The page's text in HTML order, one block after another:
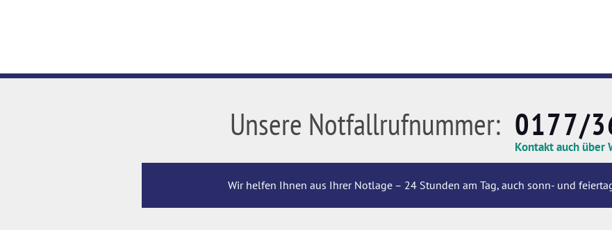
Unsere Notfallrufnummer: 0177/
Kontakt auch über
Wir helfen Ihnen aus Ihrer Notlage – 24 Stunden am Tag, auch sonn- und